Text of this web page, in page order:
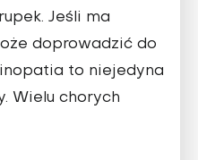
Jeśli ma
doprowadzić do
to niejedyna
Wielu chorych